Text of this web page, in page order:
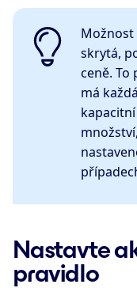
Možnost
skrytá,
ceně.
má
Nastavte
pravidlo